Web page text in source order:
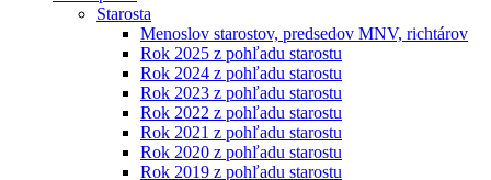
Starosta
Menoslov starostov, predsedov MNV, richtárov
Rok 2025 z pohľadu starostu
Rok 2024 z pohľadu starostu
Rok 2023 z pohľadu starostu
Rok 2022 z pohľadu starostu
Rok 2021 z pohľadu starostu
Rok 2020 z pohľadu starostu
Rok 2019 z pohľadu starostu